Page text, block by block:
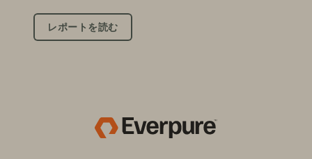
レポートを読む